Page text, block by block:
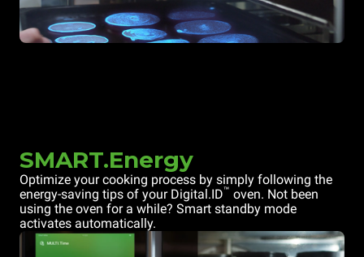
SMART.Energy
Optimize your cooking process by simply following the
energy-saving tips of your Digital.ID™ oven. Not been
using the oven for a while? Smart standby mode
activates automatically.